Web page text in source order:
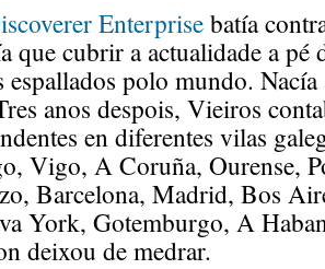
Enterprisebatía
que cubrir a actualidade a pé
espallados polo mundo.
anos despois, Vieiros
en diferentes vilas
Vigo, A Coruña, Ourense,
Barcelona, Madrid, Bos
York, Gotemburgo, A
deixou de medrar.